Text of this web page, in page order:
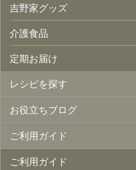
吉野家グッズ
介護食品
定期お届け
レシピを探す
お役立ちブログ
ご利用ガイド
ご利用ガイド